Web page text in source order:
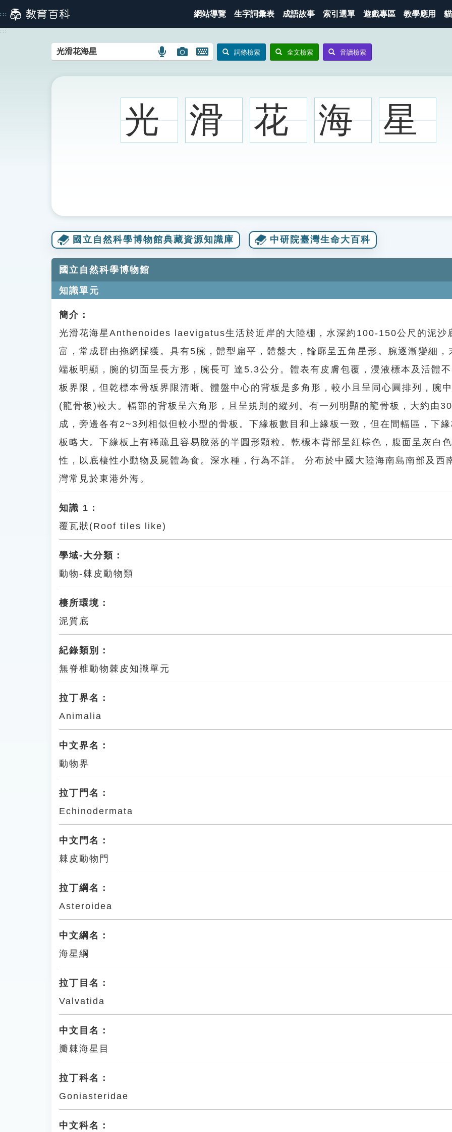
到
主
::: 網站導覽 生字詞彙表 成語故事 索引選單 遊戲專區 教學應用
:::
語
搜
圖
圖
搜
圖
示
開
鍵
圖
示
詞條檢索 全文檢索 音讀檢索
光 滑 花 海 星
國立自然科學博物館典藏資源知識庫 中研院臺灣生命大百科
國立自然科學博物館
知識單元
簡介：
光滑花海星Anthenoides laevigatus生活於近岸的大陸棚，水深約100-150公尺的泥沙
富，常成群由拖網採獲。具有5腕，體型扁平，體盤大，輪廓呈五角星形。腕逐漸變細，
端板明顯，腕的切面呈長方形，腕長可 達5.3公分。體表有皮膚包覆，浸液標本及活體
板界限，但乾標本骨板界限清晰。體盤中心的背板是多角形，較小且呈同心圓排列，腕
(龍骨板)較大。輻部的背板呈六角形，且呈規則的縱列。有一列明顯的龍骨板，大約由
成，旁邊各有2~3列相似但較小型的骨板。下緣板數目和上緣板一致，但在間輻區，下
板略大。下緣板上有稀疏且容易脫落的半圓形顆粒。乾標本背部呈紅棕色，腹面呈灰白
性，以底棲性小動物及屍體為食。深水種，行為不詳。 分布於中國大陸海南島南部及西
灣常見於東港外海。
知識 1：
覆瓦狀(Roof tiles like)
學域-大分類：
動物-棘皮動物類
棲所環境：
泥質底
紀錄類別：
無脊椎動物棘皮知識單元
拉丁界名：
Animalia
中文界名：
動物界
拉丁門名：
Echinodermata
中文門名：
棘皮動物門
拉丁綱名：
Asteroidea
中文綱名：
海星綱
拉丁目名：
Valvatida
中文目名：
瓣棘海星目
拉丁科名：
Goniasteridae
中文科名：